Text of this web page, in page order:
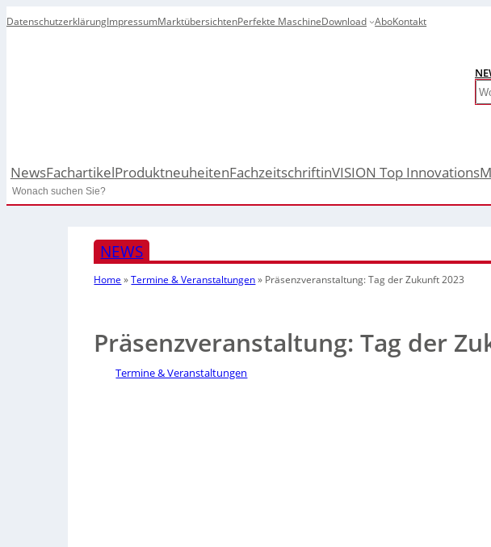
DatenschutzerklärungImpressumMarktübersichtenPerfekte MaschineDownload AboKontakt
NewsFachartikelProduktneuheitenFachzeitschriftinVISION Top Innovations
Search
NEWS
Home »Termine & Veranstaltungen» Präsenzveranstaltung: Tag der Zukunft 2023
Präsenzveranstaltung: Tag der
Termine & Veranstaltungen